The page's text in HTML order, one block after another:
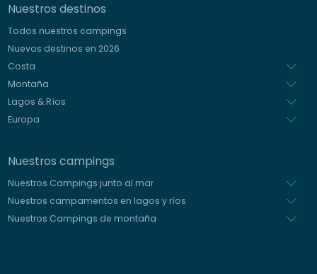
Alemán
Nuestros destinos
Todos nuestros campings
Nuevos destinos en 2026
Costa
Montaña
Lagos & Ríos
Europa
Nuestros campings
Nuestros Campings junto al mar
Nuestros campamentos en lagos y ríos
Nuestros Campings de montaña